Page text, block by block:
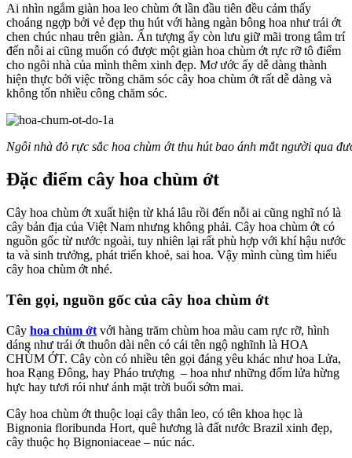
Ai nhìn ngắm giàn hoa leo chùm ớt lần đầu tiên đều cảm thấy
choáng ngợp bởi vẻ đẹp thu hút với hàng ngàn bông hoa như trái ớt
chen chúc nhau trên giàn. Ấn tượng ấy còn lưu giữ mãi trong tâm trí
đến nỗi ai cũng muốn có được một giàn hoa chùm ớt rực rỡ tô điểm
cho ngôi nhà của mình thêm xinh đẹp. Mơ ước ấy dễ dàng thành
hiện thực bởi việc trồng chăm sóc cây hoa chùm ớt rất dễ dàng và
không tốn nhiều công chăm sóc.
Ngôi nhà đỏ rực sắc hoa chùm ớt thu hút bao ánh mắt người qua
Đặc điểm cây hoa chùm ớt
Cây hoa chùm ớt xuất hiện từ khá lâu rồi đến nỗi ai cũng nghĩ nó là
cây bản địa của Việt Nam nhưng không phải. Cây hoa chùm ớt có
nguồn gốc từ nước ngoài, tuy nhiên lại rất phù hợp với khí hậu nước
ta và sinh trưởng, phát triển khoẻ, sai hoa. Vậy mình cùng tìm hiểu
cây hoa chùm ớt nhé.
Tên gọi, nguồn gốc của cây hoa chùm ớt
Cây hoa chùm ớt với hàng trăm chùm hoa màu cam rực rỡ, hình
dáng như trái ớt thuôn dài nên có cái tên ngộ nghĩnh là HOA
CHÙM ỚT. Cây còn có nhiều tên gọi đáng yêu khác như hoa Lửa,
hoa Rạng Đông, hay Pháo trượng – hoa như những đốm lửa hừng
hực hay tươi rói như ánh mặt trời buổi sớm mai.
Cây hoa chùm ớt thuộc loại cây thân leo, có tên khoa học là
Bignonia floribunda Hort, quê hương là đất nước Brazil xinh đẹp,
cây thuộc họ Bignoniaceae – núc nác.